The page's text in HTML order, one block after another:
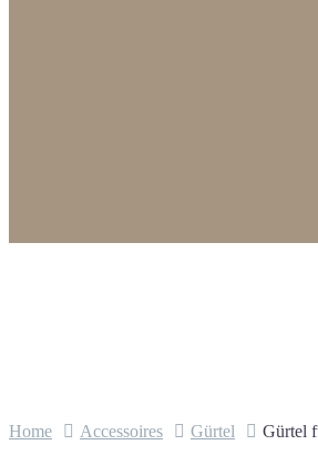
Home Accessoires Gürtel Gürtel